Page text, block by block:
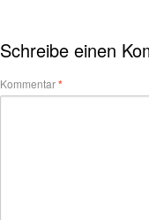
Schreibe einen
Kommentar*